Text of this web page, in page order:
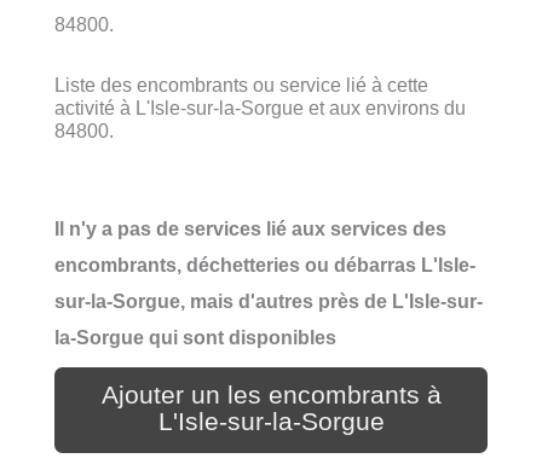
84800.
Liste des encombrants ou service lié à cette
activité à L'Isle-sur-la-Sorgue et aux environs du
84800.
Il n'y a pas de services lié aux services des
encombrants, déchetteries ou débarras L'Isle-
sur-la-Sorgue, mais d'autres près de L'Isle-sur-
la-Sorgue qui sont disponibles
Ajouter un les encombrants à
L'Isle-sur-la-Sorgue